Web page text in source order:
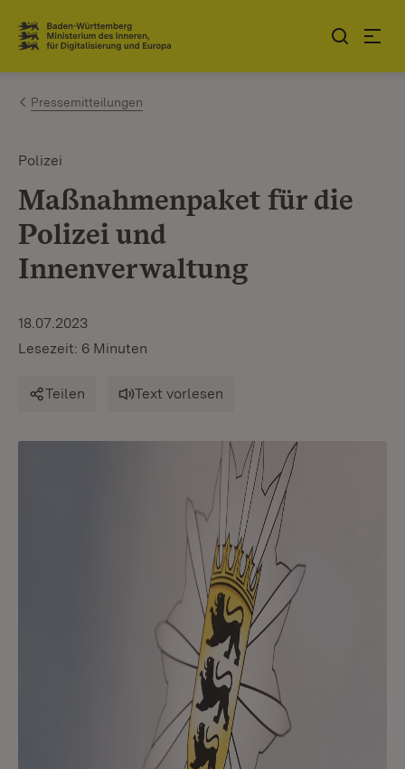
Zum Inhalt springen
Link zur Startseite
Pressemitteilungen
Polizei
Maßnahmenpaket für die
Polizei und
Innenverwaltung
18.07.2023
Lesezeit: 6 Minuten
Teilen Text vorlesen